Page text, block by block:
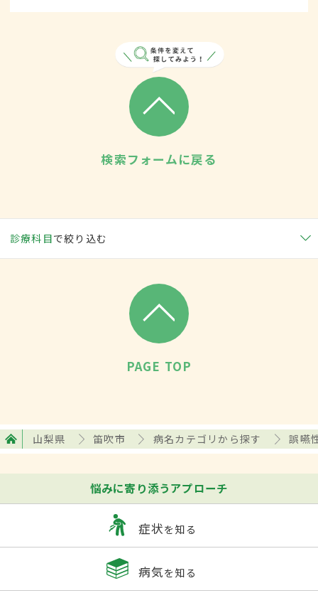
検索フォームに戻る
診療科目で絞り込む
PAGE TOP
山梨県 笛吹市 病名カテゴリから探す 誤嚥
悩みに寄り添うアプローチ
症状を知る
病気を知る